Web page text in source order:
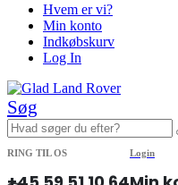
Hvem er vi?
Min konto
Indkøbskurv
Log In
Søg
RING TIL OS Login